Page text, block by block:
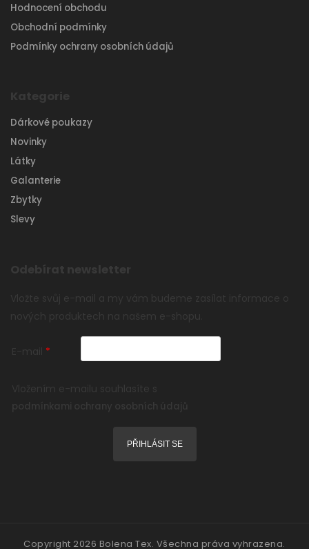
Hodnocení obchodu
Obchodní podmínky
Podmínky ochrany osobních údajů
Kategorie
Dárkové poukazy
Novinky
Látky
Galanterie
Zbytky
Slevy
Odebírat newsletter
Vložte svůj e-mail a my vám budeme zasílat informace o
nových produktech na našem e-shopu.
E-mail
Vložením e-mailu souhlasíte s
podmínkami ochrany osobních údajů
PŘIHLÁSIT SE
Copyright 2026 Bolena Tex. Všechna práva vyhrazena.